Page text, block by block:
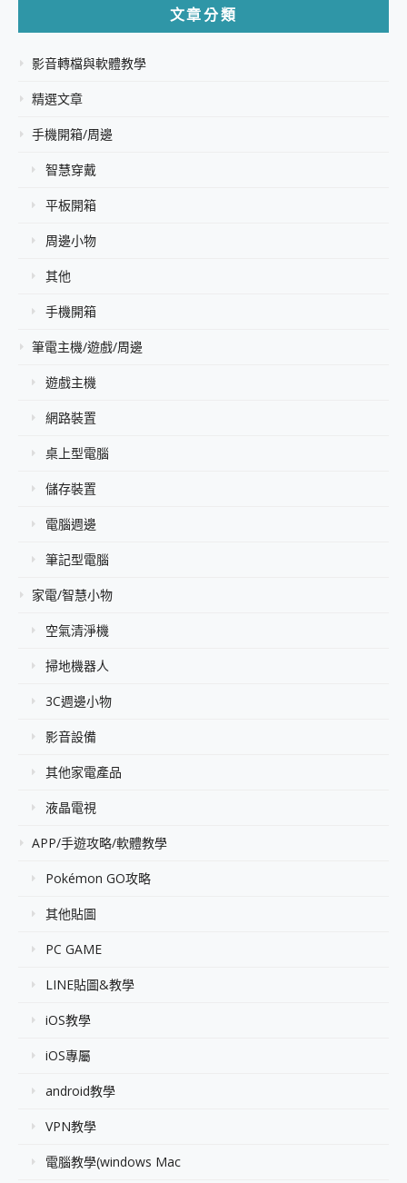
文章分類
影音轉檔與軟體教學
精選文章
手機開箱/周邊
智慧穿戴
平板開箱
周邊小物
其他
手機開箱
筆電主機/遊戲/周邊
遊戲主機
網路裝置
桌上型電腦
儲存裝置
電腦週邊
筆記型電腦
家電/智慧小物
空氣清淨機
掃地機器人
3C週邊小物
影音設備
其他家電產品
液晶電視
APP/手遊攻略/軟體教學
Pokémon GO攻略
其他貼圖
PC GAME
LINE貼圖&教學
iOS教學
iOS專屬
android教學
VPN教學
電腦教學(windows Mac